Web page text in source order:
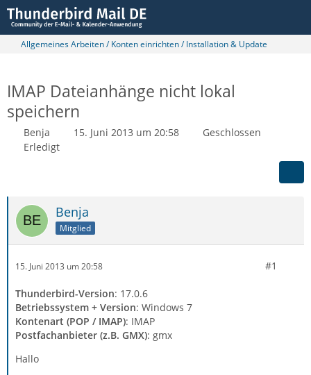
Allgemeines Arbeiten / Konten einrichten / Installation & Update
IMAP Dateianhänge nicht lokal
speichern
Benja 15. Juni 2013 um 20:58
Geschlossen
Erledigt
Benja
Mitglied
15. Juni 2013 um 20:58 #1
Thunderbird-Version: 17.0.6
Betriebssystem + Version: Windows 7
Kontenart (POP / IMAP): IMAP
Postfachanbieter (z.B. GMX): gmx
Hallo